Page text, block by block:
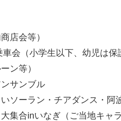
店会等）
車会（小学生以下、幼児は保
ン等）
サンブル
ソーラン・チアダンス・阿
集合inいなぎ（ご当地キャ